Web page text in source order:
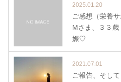
2025.01.20
ご感想（栄養サ
Mさま、３３
娠♡
2021.07.01
ご報告、そし